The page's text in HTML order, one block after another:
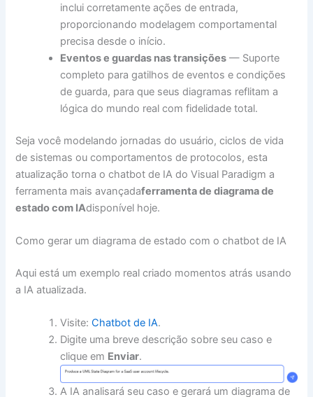
inclui corretamente ações de entrada,
proporcionando modelagem comportamental
precisa desde o início.
Eventos e guardas nas transições — Suporte
completo para gatilhos de eventos e condições
de guarda, para que seus diagramas reflitam a
lógica do mundo real com fidelidade total.
Seja você modelando jornadas do usuário, ciclos de vida
de sistemas ou comportamentos de protocolos, esta
atualização torna o chatbot de IA do Visual Paradigm a
ferramenta mais avançadaferramenta de diagrama de
estado com IAdisponível hoje.
Como gerar um diagrama de estado com o chatbot de IA
Aqui está um exemplo real criado momentos atrás usando
a IA atualizada.
Visite:Chatbot de IA.
Digite uma breve descrição sobre seu caso e
clique em Enviar.
A IA analisará seu caso e gerará um diagrama de